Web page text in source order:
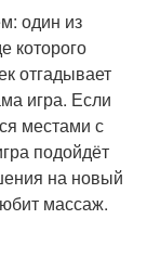
один из
которого
отгадывает
игра. Если
местами с
подойдёт
на новый
массаж.